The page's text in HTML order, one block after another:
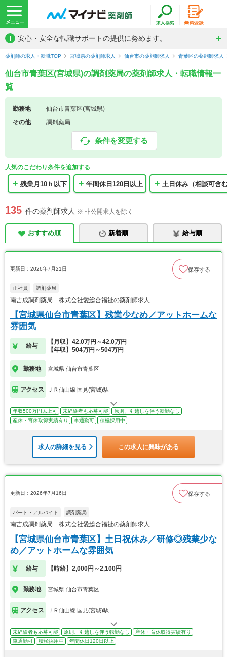
! 安心・安全な転職サポートの提供に努めます。
薬剤師の求人・転職TOP 宮城県の薬剤師求人 仙台市の薬剤師求人 青葉区の薬剤師求人
仙台市青葉区(宮城県)の調剤薬局の薬剤師求人・転職情報一
覧
勤務地
仙台市青葉区(宮城県)
その他
調剤薬局
条件を変更する
人気のこだわり条件を追加する
残業月10ｈ以下 年間休日120日以上 土日休み（相談可含
135 件の薬剤師求人 ※ 非公開求人を除く
おすすめ順 新着順 給与順
更新日：2026年7月21日 保存する
正社員 調剤薬局
南吉成調剤薬局 株式会社愛総合福祉の薬剤師求人
【宮城県仙台市青葉区】残業少なめ／アットホームな
雰囲気
給与
【月収】42.0万円～42.0万円
【年収】504万円～504万円
勤務地 宮城県 仙台市青葉区
アクセス ＪＲ仙山線 国見(宮城)駅
年収500万円以上可 未経験者も応募可能
原則、引越しを伴う転勤なし
産休・育休取得実績有り
車通勤可 積極採用中
求人の詳細を見る この求人に興味がある
更新日：2026年7月16日 保存する
パート・アルバイト 調剤薬局
南吉成調剤薬局 株式会社愛総合福祉の薬剤師求人
【宮城県仙台市青葉区】土日祝休み／研修◎残業少な
め／アットホームな雰囲気
給与 【時給】2,000円～2,100円
勤務地 宮城県 仙台市青葉区
アクセス ＪＲ仙山線 国見(宮城)駅
未経験者も応募可能 原則、引越しを伴う転勤なし
産休・育休取得実績有り
車通勤可
積極採用中 年間休日120日以上